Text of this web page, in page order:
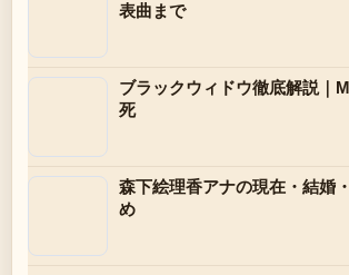
表曲まで
ブラックウィドウ徹底解説｜
死
森下絵理香アナの現在・結婚
め